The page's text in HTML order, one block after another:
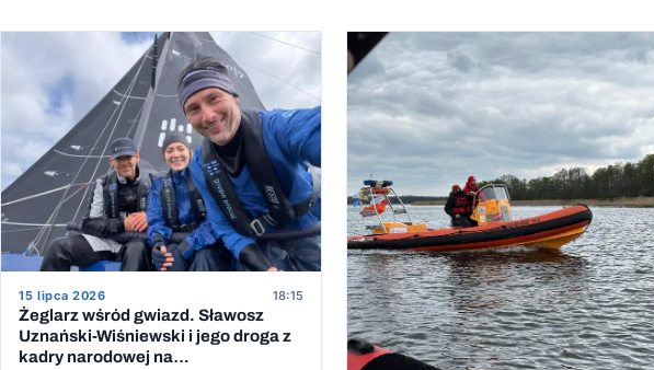
15 lipca 2026 18:15
Żeglarz wśród gwiazd. Sławosz
Uznański-Wiśniewski i jego droga z
kadry narodowej na